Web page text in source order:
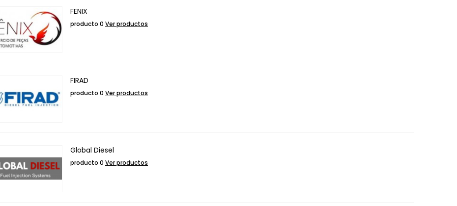
FENIX
producto 0 Ver productos
FIRAD
producto 0 Ver productos
Global Diesel
producto 0 Ver productos